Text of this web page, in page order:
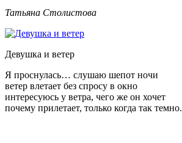
Татьяна Столистова
Девушка и ветер
Я проснулась… слушаю шепот ночи
ветер влетает без спросу в окно
интересуюсь у ветра, чего же он хочет
почему прилетает, только когда так темно.